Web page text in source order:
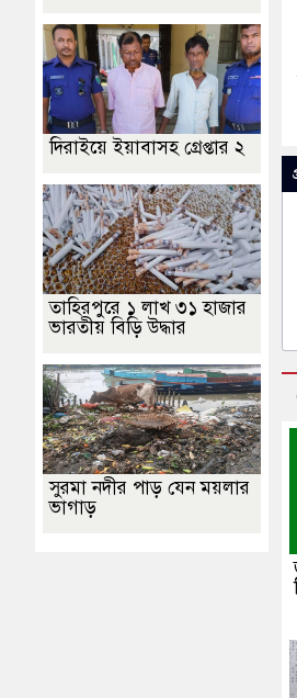
দিরাইয়ে ইয়াবাসহ গ্রেপ্তার ২
তাহিরপুরে ১ লাখ ৩১ হাজার
ভারতীয় বিড়ি উদ্ধার
সুরমা নদীর পাড় যেন ময়লার
ভাগাড়